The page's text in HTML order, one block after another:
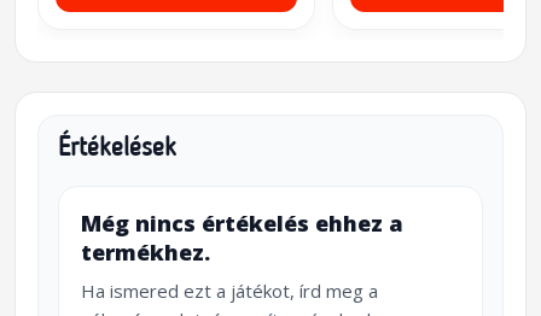
Értékelések
Még nincs értékelés ehhez a
termékhez.
Ha ismered ezt a játékot, írd meg a